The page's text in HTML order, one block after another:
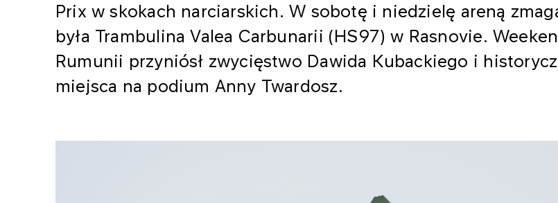
Prix w skokach narciarskich. W sobotę i niedzielę areną
była Trambulina Valea Carbunarii (HS97) w Rasnovie.
Rumunii przyniósł zwycięstwo Dawida Kubackiego i
miejsca na podium Anny Twardosz.